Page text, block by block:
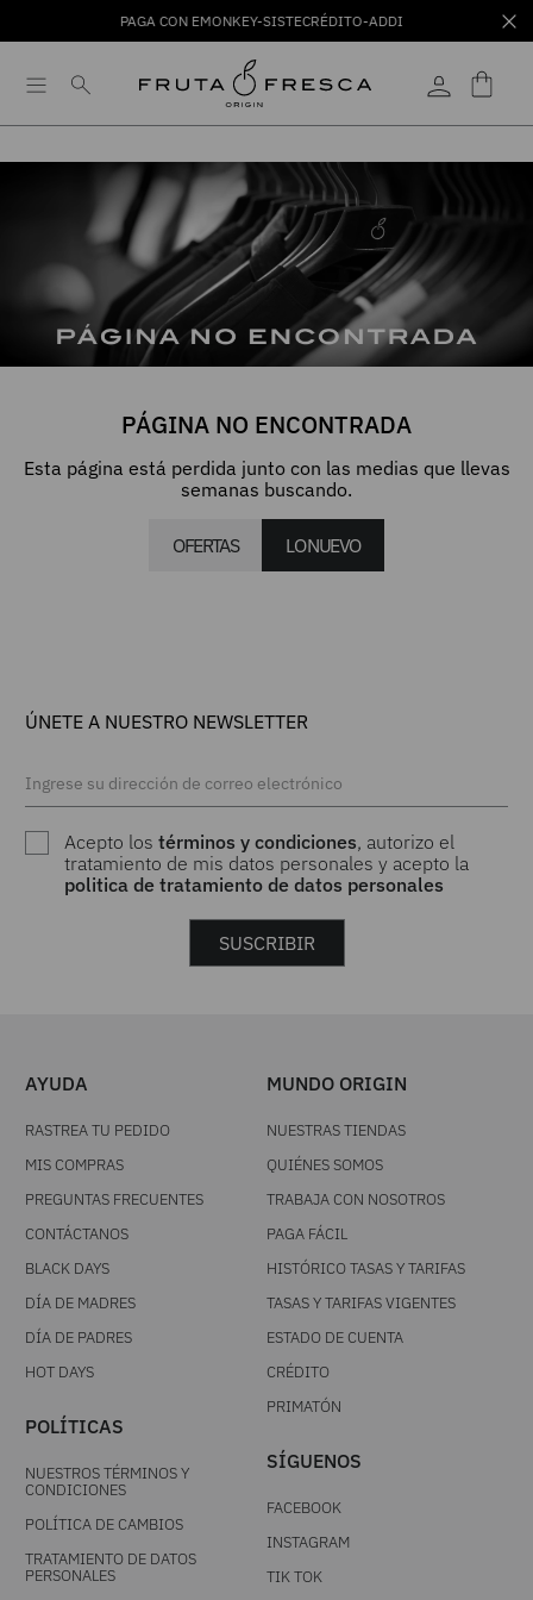
PAGA CON EMONKEY-SISTECRÉDITO-ADDI
PÁGINA NO ENCONTRADA
Esta página está perdida junto con las medias que llevas
semanas buscando.
OFERTAS LO NUEVO
134.900
Boxer para hombre pack x2
$ 389.900
Calzado blanco para mujer
OXFORD JEANS
ÚNETE A NUESTRO NEWSLETTER
tratamiento de mis datos personales y acepto la
politica de tratamiento de datos personales
AYUDA
RASTREA TU PEDIDO
MUNDO ORIGIN
NUESTRAS TIENDAS